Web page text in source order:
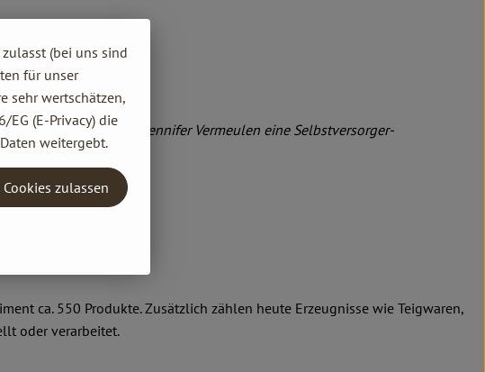
Wilhelm und Jennifer Vermeulen eine Selbstversorger-
entwickelt.
ca. 550 Produkte. Zusätzlich zählen heute Erzeugnisse wie Teigwaren,
oder verarbeitet.
(bei uns sind
für unser
sehr wertschätzen,
(E-Privacy) die
weitergebt.
zulassen